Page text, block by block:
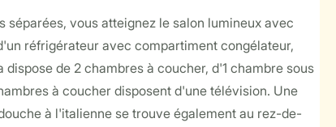
vous atteignez le salon lumineux avec
réfrigérateur avec compartiment congélateur,
de 2 chambres à coucher, d'1 chambre sous
à coucher disposent d'une télévision. Une
à l'italienne se trouve également au rez-de-